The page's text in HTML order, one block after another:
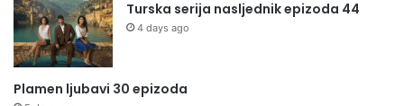
Turska serija nasljednik epizoda 44
4 days ago
Plamen ljubavi 30 epizoda